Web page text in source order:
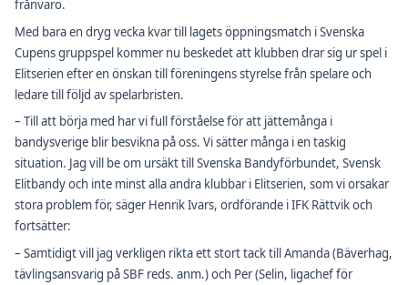
frånvaro.
Med bara en dryg vecka kvar till lagets öppningsmatch i Svenska
Cupens gruppspel kommer nu beskedet att klubben drar sig ur spel i
Elitserien efter en önskan till föreningens styrelse från spelare och
ledare till följd av spelarbristen.
– Till att börja med har vi full förståelse för att jättemånga i
bandysverige blir besvikna på oss. Vi sätter många i en taskig
situation. Jag vill be om ursäkt till Svenska Bandyförbundet, Svensk
Elitbandy och inte minst alla andra klubbar i Elitserien, som vi orsakar
stora problem för, säger Henrik Ivars, ordförande i IFK Rättvik och
fortsätter:
– Samtidigt vill jag verkligen rikta ett stort tack till Amanda (Bäverhag,
tävlingsansvarig på SBF reds. anm.) och Per (Selin, ligachef för